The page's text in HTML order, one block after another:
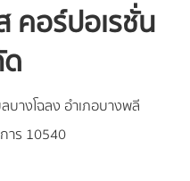
คอร์ปอเรชั่น
างโฉลง อำเภอบางพลี
าร 10540